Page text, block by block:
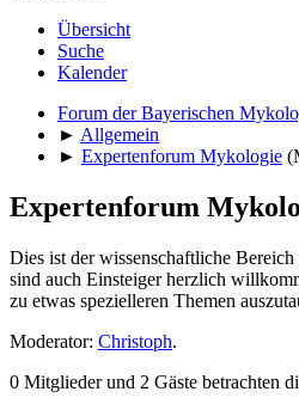
Übersicht
Suche
Kalender
Forum der Bayerischen
► Allgemein
► Expertenforum Mykologie
Expertenforum
Dies ist der wissenschaftliche
sind auch Einsteiger herzlich
zu etwas spezielleren Themen
Moderator: Christoph.
0 Mitglieder und 2 Gäste betrachten